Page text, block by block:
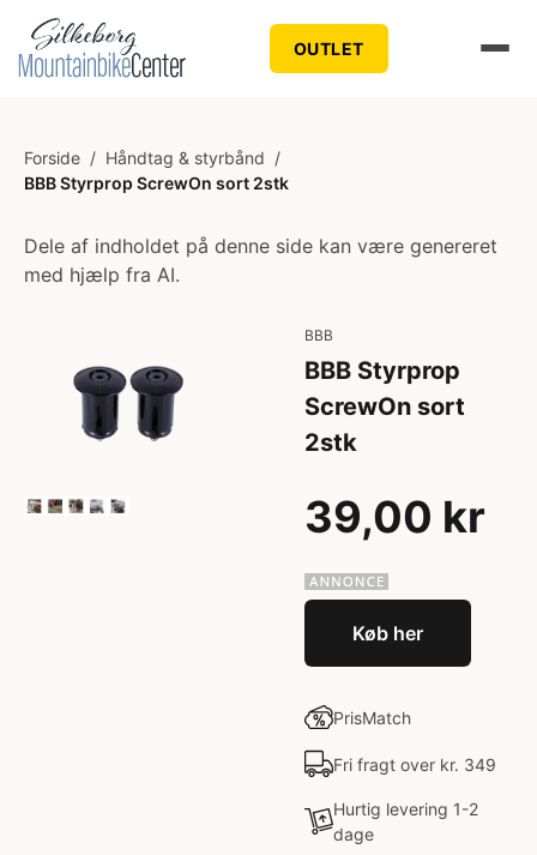
OUTLET
Forside / Håndtag & styrbånd /
BBB Styrprop ScrewOn sort 2stk
Dele af indholdet på denne side kan være genereret
med hjælp fra AI.
BBB
BBB Styrprop
ScrewOn sort
2stk
39,00 kr
Køb her
PrisMatch
Fri fragt over kr. 349
Hurtig levering 1-2
dage